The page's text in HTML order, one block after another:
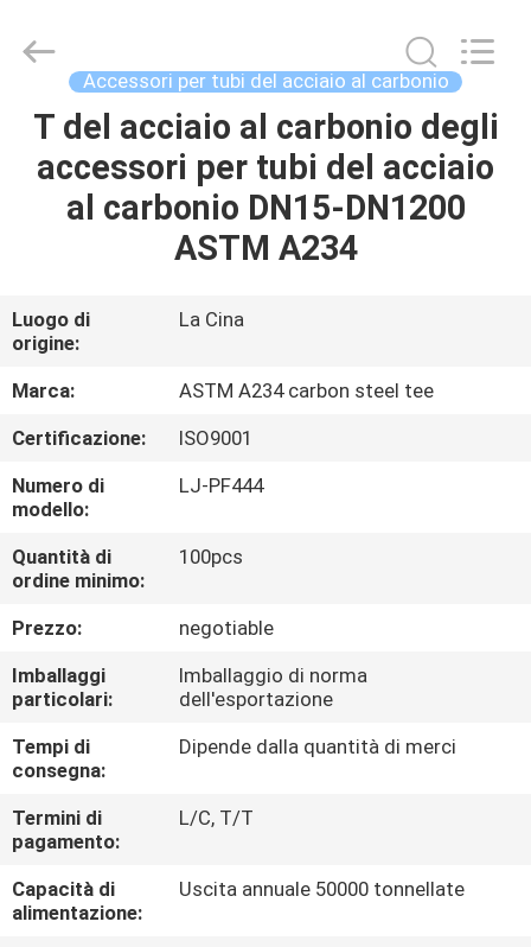
CASA
PRODOTTI
NOI
GIRO
DELLA
FABBRICA
CONTROLLO
DI
QUALITÀ
CONTATTICI
NOTIZIE
CASI
industriali
fornitore.
Accessori per tubi del acciaio al carbonio
T del acciaio al carbonio degli
accessori per tubi del acciaio
al carbonio DN15-DN1200
ASTM A234
Luogo di
origine:
La Cina
Marca:
ASTM A234 carbon steel tee
Certificazione:
ISO9001
Numero di
modello:
LJ-PF444
Quantità di
ordine minimo:
100pcs
Prezzo:
negotiable
Imballaggi
particolari:
Imballaggio di norma
dell'esportazione
Tempi di
consegna:
Dipende dalla quantità di merci
Termini di
pagamento:
L/C, T/T
Capacità di
alimentazione:
Uscita annuale 50000 tonnellate